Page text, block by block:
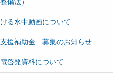
備法）
る水中動画について
援補助金 募集のお知らせ
啓発資料について